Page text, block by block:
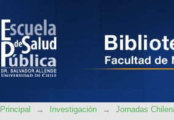
población menor de edad
Principal → Investigación → Jornadas